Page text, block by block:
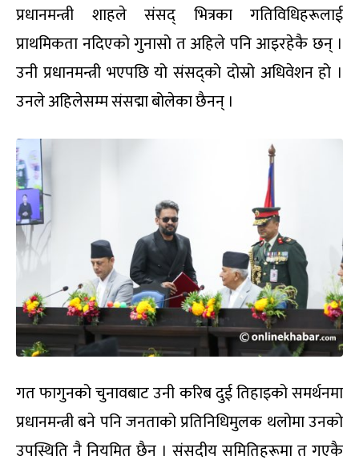
प्रधानमन्त्री शाहले संसद् भित्रका गतिविधिहरूलाई
प्राथमिकता नदिएको गुनासो त अहिले पनि आइरहेकै छन् ।
उनी प्रधानमन्त्री भएपछि यो संसद्को दोस्रो अधिवेशन हो ।
उनले अहिलेसम्म संसद्मा बोलेका छैनन् ।
गत फागुनको चुनावबाट उनी करिब दुई तिहाइको समर्थनमा
प्रधानमन्त्री बने पनि जनताको प्रतिनिधिमुलक थलोमा उनको
उपस्थिति नै नियमित छैन । संसदीय समितिहरूमा त गएकै